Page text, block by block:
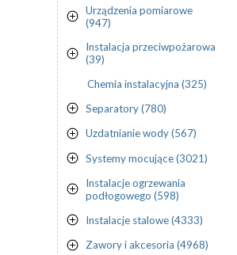
Urządzenia pomiarowe
(947)
Instalacja przeciwpożarowa
(39)
Chemia instalacyjna (325)
Separatory (780)
Uzdatnianie wody (567)
Systemy mocujące (3021)
Instalacje ogrzewania
podłogowego (598)
Instalacje stalowe (4333)
Zawory i akcesoria (4968)